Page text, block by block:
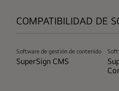
COMPATIBILIDAD DE
Software de gestión de contenido
SuperSign CMS